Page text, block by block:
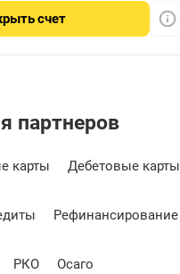
счет
партнеров
карты Дебетовые карты
Рефинансирование
РКО Осаго